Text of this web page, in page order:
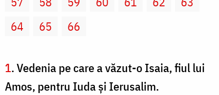
64
65 66
1. Vedenia pe care a văzut-o Isaia, fiul lui
Amos, pentru Iuda şi Ierusalim.